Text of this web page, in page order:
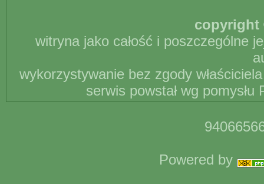
copyright
witryna jako całość i poszczególne
wykorzystywanie bez zgody
serwis powstał wg
Powered by